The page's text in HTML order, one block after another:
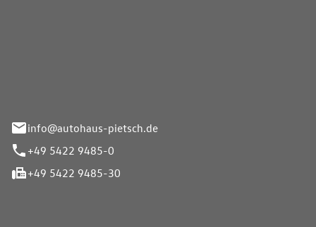
info@autohaus-pietsch.de
+49 5422 9485-0
+49 5422 9485-30